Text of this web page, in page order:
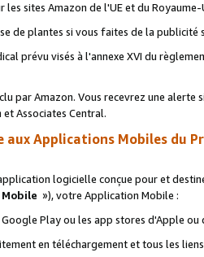
sites Amazon de l'UE et du Royaume-
de plantes si vous faites de la publicité
prévu visés à l'annexe XVI du
par Amazon. Vous recevrez une alerte
Associates Central.
aux Applications Mobiles du
logicielle conçue pour et
»), votre Application Mobile :
Play ou les app stores d'Apple ou
en téléchargement et tous les